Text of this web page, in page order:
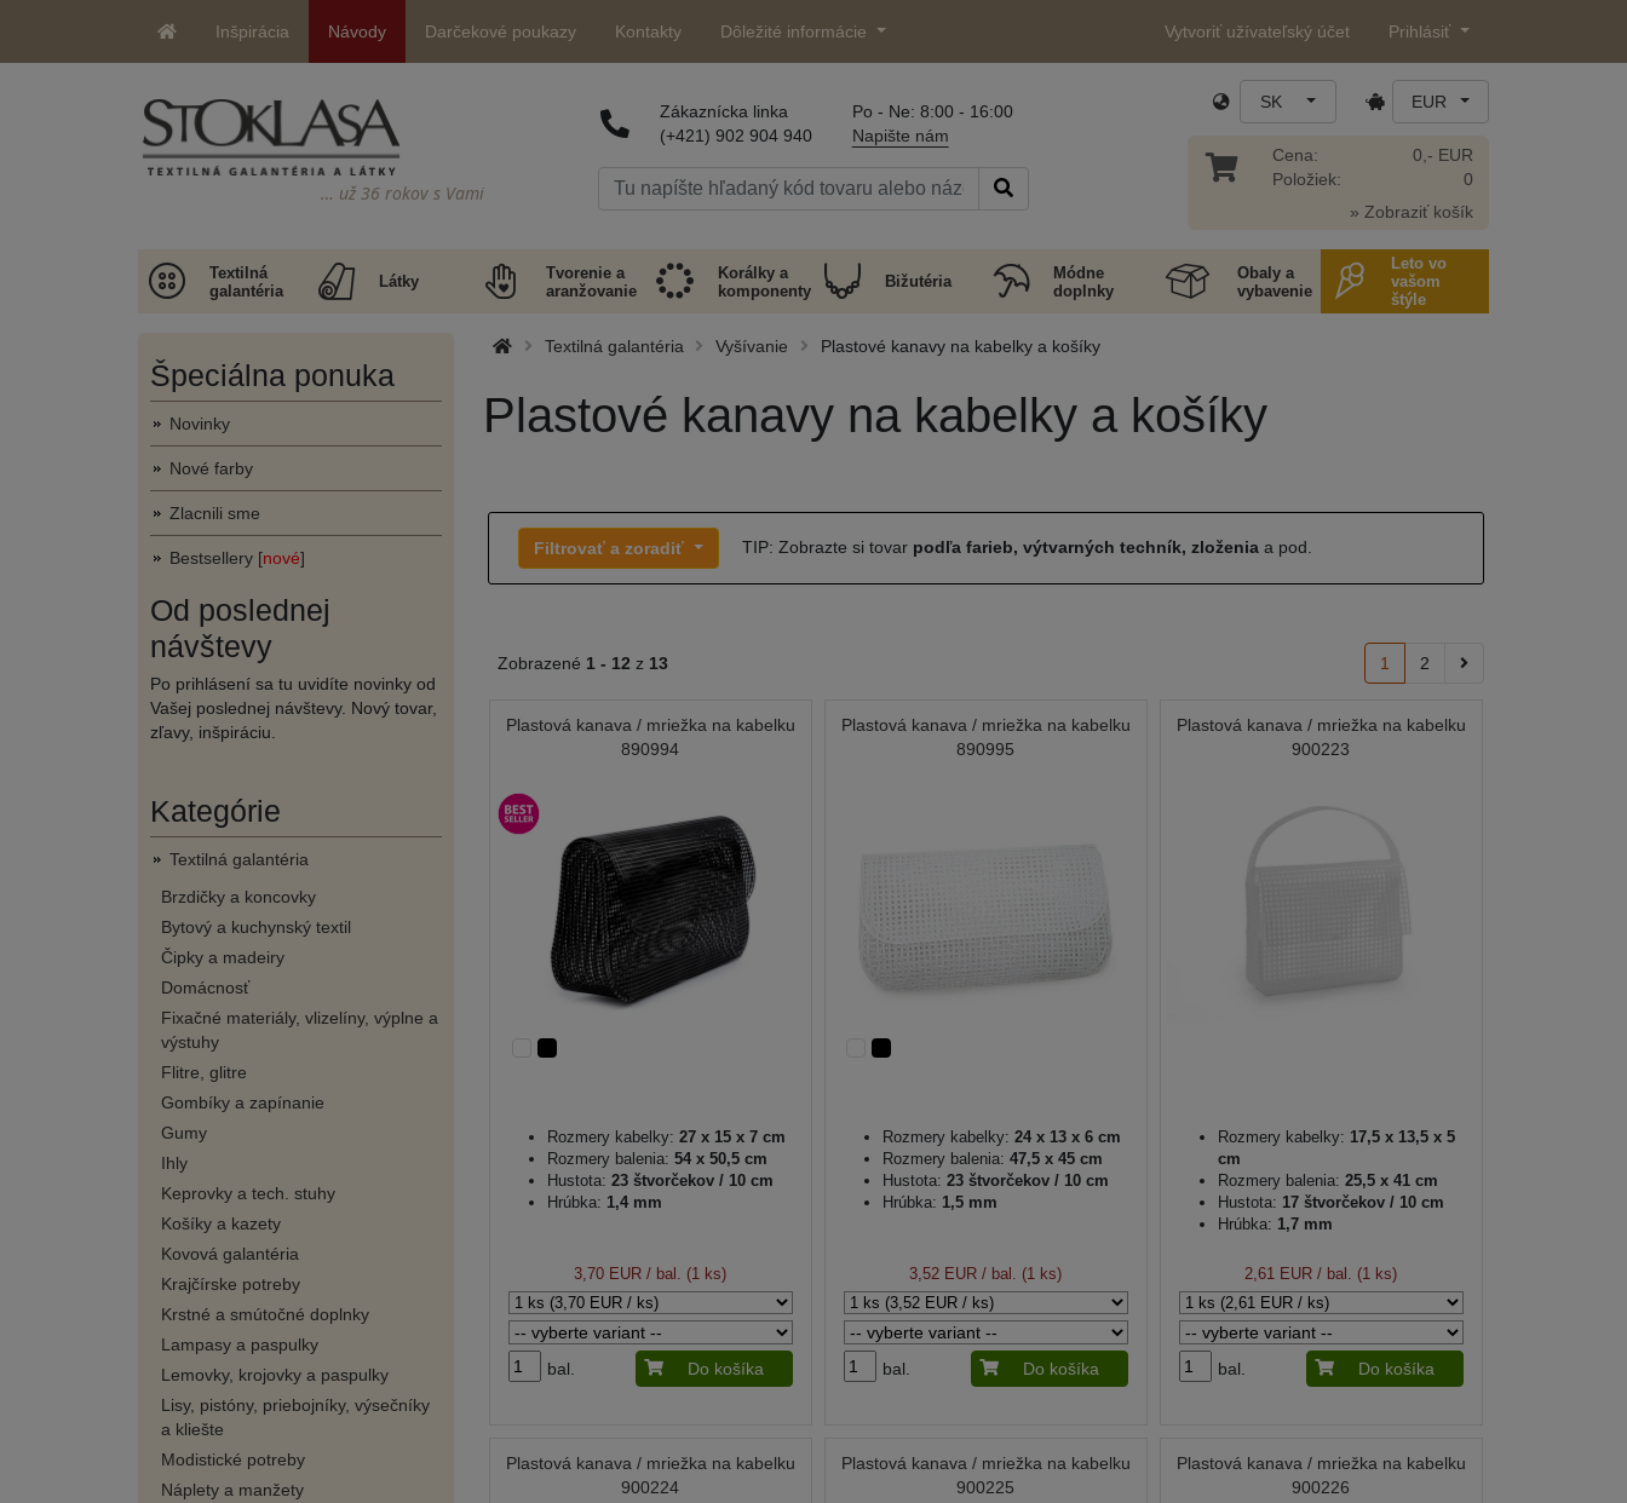
Inšpirácia Návody Darčekové poukazy Kontakty Dôležité informácie Vytvoriť užívateľský účet Prihlásiť
… už 36 rokov s Vami
Zákaznícka linka
(+421) 902 904 940
Po - Ne: 8:00 - 16:00
Napište nám
SK EUR
Cena:
Položiek:
0,- EUR
0
» Zobraziť košík
Textilná
galantéria
Látky
Tvorenie a
aranžovanie
Korálky a
komponenty
Bižutéria
Módne
doplnky
Obaly a
vybavenie
Leto vo
vašom
štýle
Špeciálna ponuka
Novinky
Nové farby
Zlacnili sme
Bestsellery [nové]
Od poslednej
návštevy
Po prihlásení sa tu uvidíte novinky od
Vašej poslednej návštevy. Nový tovar,
zľavy, inšpiráciu.
Kategórie
Textilná galantéria
Brzdičky a koncovky
Bytový a kuchynský textil
Čipky a madeiry
Domácnosť
Fixačné materiály, vlizelíny, výplne a
výstuhy
Flitre, glitre
Gombíky a zapínanie
Gumy
Ihly
Keprovky a tech. stuhy
Košíky a kazety
Kovová galantéria
Krajčírske potreby
Krstné a smútočné doplnky
Lampasy a paspulky
Lemovky, krojovky a paspulky
Lisy, pistóny, priebojníky, výsečníky
a kliešte
Modistické potreby
Náplety a manžety
Textilná galantéria Vyšívanie Plastové kanavy na kabelky a košíky
Plastové kanavy na kabelky a košíky
Filtrovať a zoradiť TIP: Zobrazte si tovar podľa farieb, výtvarných techník, zloženiaa pod.
Zobrazené 1 - 12 z 13 1 2
Plastová kanava / mriežka na kabelku
890994
Rozmery kabelky: 27 x 15 x 7 cm
Rozmery balenia: 54 x 50,5 cm
Hustota: 23 štvorčekov / 10 cm
Hrúbka: 1,4 mm
3,70 EUR / bal. (1 ks)
bal. Do košíka
Plastová kanava / mriežka na kabelku
890995
Rozmery kabelky: 24 x 13 x 6 cm
Rozmery balenia: 47,5 x 45 cm
Hustota: 23 štvorčekov / 10 cm
Hrúbka: 1,5 mm
3,52 EUR / bal. (1 ks)
bal. Do košíka
Plastová kanava / mriežka na kabelku
900223
Rozmery kabelky: 17,5 x 13,5 x 5
cm
Rozmery balenia: 25,5 x 41 cm
Hustota: 17 štvorčekov / 10 cm
Hrúbka: 1,7 mm
2,61 EUR / bal. (1 ks)
bal. Do košíka
Plastová kanava / mriežka na kabelku
900224
Plastová kanava / mriežka na kabelku
900225
Plastová kanava / mriežka na kabelku
900226